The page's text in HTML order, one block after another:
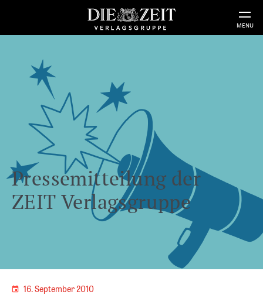
MENU
Pressemitteilung der
ZEIT Verlagsgruppe
16. September 2010